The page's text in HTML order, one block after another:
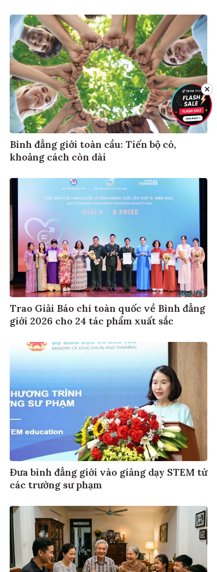
Bình đẳng giới toàn cầu: Tiến bộ có,
khoảng cách còn dài
Trao Giải Báo chí toàn quốc về Bình đẳng
giới 2026 cho 24 tác phẩm xuất sắc
Đưa bình đẳng giới vào giảng dạy STEM từ
các trường sư phạm
✕